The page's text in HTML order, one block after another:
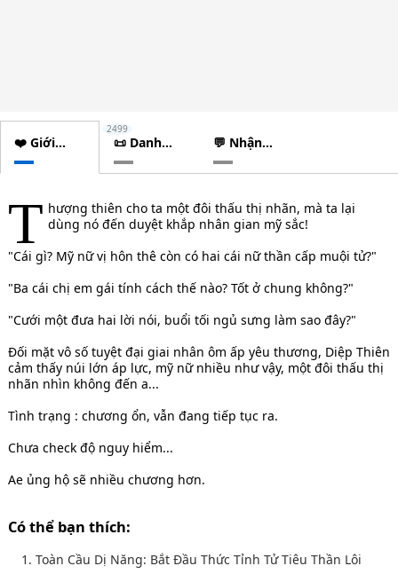
❤️ Giới
thiệu
📜 Danh
sách
chương
2499
💬 Nhận
xét
T hượng thiên cho ta một đôi thấu thị nhãn, mà ta lại
dùng nó đến duyệt khắp nhân gian mỹ sắc!
"Cái gì? Mỹ nữ vị hôn thê còn có hai cái nữ thần cấp muội tử?"
"Ba cái chị em gái tính cách thế nào? Tốt ở chung không?"
"Cưới một đưa hai lời nói, buổi tối ngủ sưng làm sao đây?"
Đối mặt vô số tuyệt đại giai nhân ôm ấp yêu thương, Diệp Thiên
cảm thấy núi lớn áp lực, mỹ nữ nhiều như vậy, một đôi thấu thị
nhãn nhìn không đến a...
Tình trạng : chương ổn, vẫn đang tiếp tục ra.
Chưa check độ nguy hiểm...
Ae ủng hộ sẽ nhiều chương hơn.
Có thể bạn thích:
1. Toàn Cầu Dị Năng: Bắt Đầu Thức Tỉnh Tử Tiêu Thần Lôi